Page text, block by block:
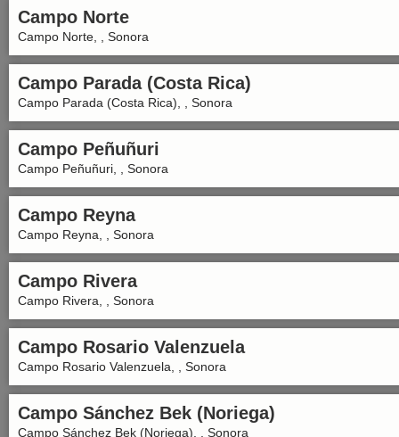
Campo Norte
Campo Norte, , Sonora
Campo Parada (Costa Rica)
Campo Parada (Costa Rica), , Sonora
Campo Peñuñuri
Campo Peñuñuri, , Sonora
Campo Reyna
Campo Reyna, , Sonora
Campo Rivera
Campo Rivera, , Sonora
Campo Rosario Valenzuela
Campo Rosario Valenzuela, , Sonora
Campo Sánchez Bek (Noriega)
Campo Sánchez Bek (Noriega), , Sonora